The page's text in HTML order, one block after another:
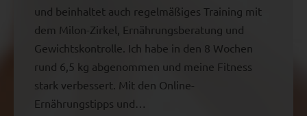
und beinhaltet auch regelmäßiges Training mit
dem Milon-Zirkel, Ernährungsberatung und
Gewichtskontrolle. Ich habe in den 8 Wochen
rund 6,5 kg abgenommen und meine Fitness
stark verbessert. Mit den Online-
Ernährungstipps und…